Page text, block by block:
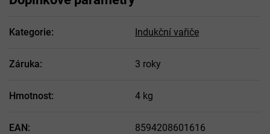
Kategorie: Indukční vařiče
Záruka: 3 roky
Hmotnost: 4 kg
EAN: 8594208601616